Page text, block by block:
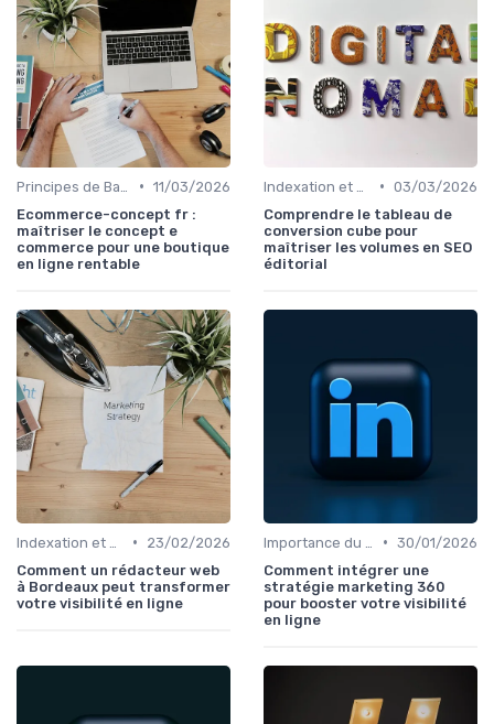
• 11/03/2026
Ecommerce-concept fr :
maîtriser le concept e
commerce pour une boutique
en ligne rentable
• 03/03/2026
Comprendre le tableau de
conversion cube pour
maîtriser les volumes en SEO
éditorial
•
23/02/2026
Comment un rédacteur web
à Bordeaux peut transformer
votre visibilité en ligne
• 30/01/2026
Comment intégrer une
stratégie marketing 360
pour booster votre visibilité
en ligne